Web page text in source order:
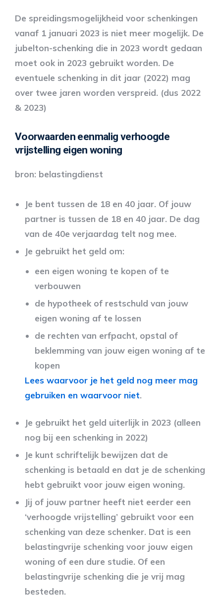
De spreidingsmogelijkheid voor schenkingen
vanaf 1 januari 2023 is niet meer mogelijk. De
jubelton-schenking die in 2023 wordt gedaan
moet ook in 2023 gebruikt worden. De
eventuele schenking in dit jaar (2022) mag
over twee jaren worden verspreid. (dus 2022
& 2023)
Voorwaarden eenmalig verhoogde
vrijstelling eigen woning
bron: belastingdienst
Je bent tussen de 18 en 40 jaar. Of jouw
partner is tussen de 18 en 40 jaar. De dag
van de 40e verjaardag telt nog mee.
Je gebruikt het geld om:
een eigen woning te kopen of te
verbouwen
de hypotheek of restschuld van jouw
eigen woning af te lossen
de rechten van erfpacht, opstal of
beklemming van jouw eigen woning af te
kopen
Lees waarvoor je het geld nog meer mag
gebruiken en waarvoor niet.
Je gebruikt het geld uiterlijk in 2023 (alleen
nog bij een schenking in 2022)
Je kunt schriftelijk bewijzen dat de
schenking is betaald en dat je de schenking
hebt gebruikt voor jouw eigen woning.
Jij of jouw partner heeft niet eerder een
‘verhoogde vrijstelling’ gebruikt voor een
schenking van deze schenker. Dat is een
belastingvrije schenking voor jouw eigen
woning of een dure studie. Of een
belastingvrije schenking die je vrij mag
besteden.